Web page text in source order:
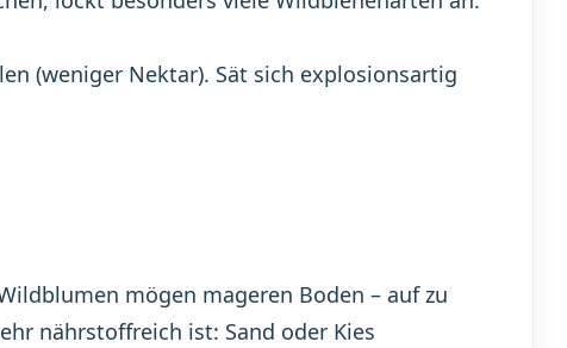
(weniger Nektar). Sät sich explosionsartig
mögen mageren Boden – auf zu
nährstoffreich ist: Sand oder Kies